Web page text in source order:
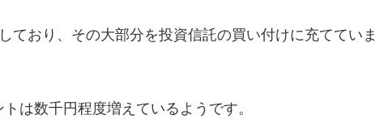
ており、その大部分を投資信託の買い付けに充てていま
は数千円程度増えているようです。